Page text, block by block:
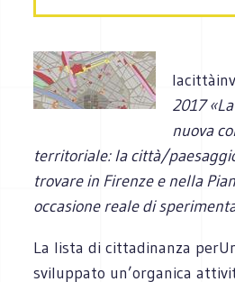
2017
nuova
territoriale: la città/
trovare in Firenze e nella
occasione reale di
La lista di cittadinanza
sviluppato un’organica